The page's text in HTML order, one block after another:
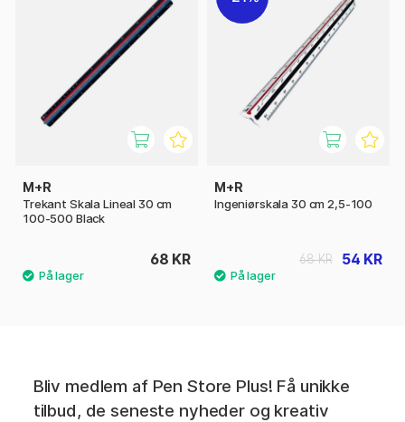
M+R
Trekant Skala Lineal 30 cm
100-500 Black
68 KR
M+R
Ingeniørskala 30 cm 2,5-100
54 KR
68 KR
Bliv medlem af Pen Store Plus! Få unikke
tilbud, de seneste nyheder og kreativ